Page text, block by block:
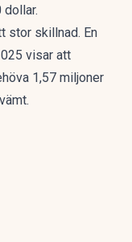
stor skillnad. En
visar att
1,57 miljoner